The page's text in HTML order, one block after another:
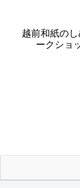
越前和紙のし
ークショ